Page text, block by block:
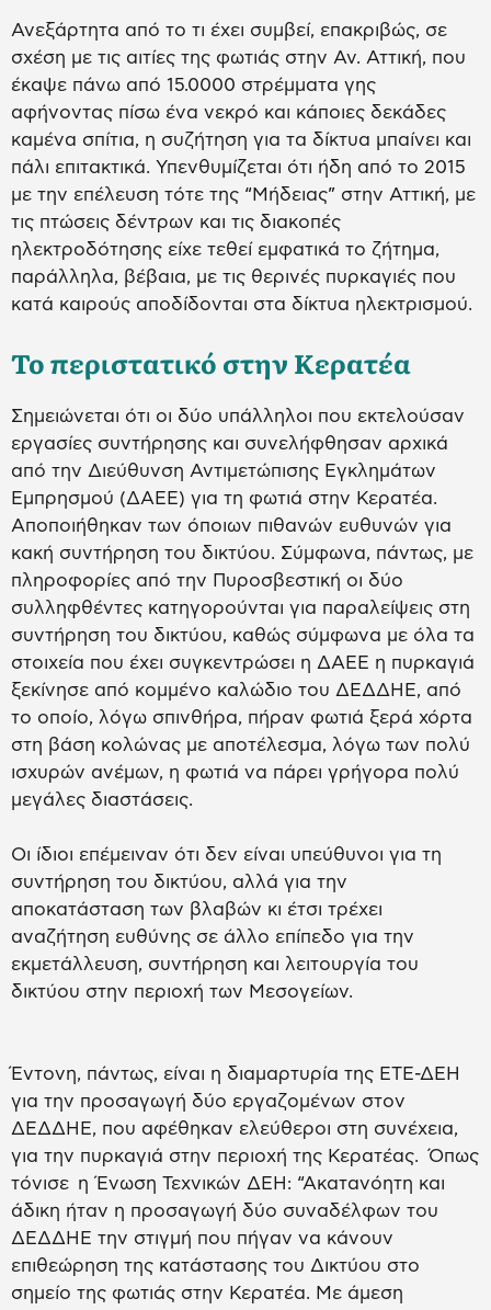
Ανεξάρτητα από το τι έχει συμβεί, επακριβώς, σε
σχέση με τις αιτίες της φωτιάς στην Αν. Αττική, που
έκαψε πάνω από 15.0000 στρέμματα γης
αφήνοντας πίσω ένα νεκρό και κάποιες δεκάδες
καμένα σπίτια, η συζήτηση για τα δίκτυα μπαίνει και
πάλι επιτακτικά. Υπενθυμίζεται ότι ήδη από το 2015
με την επέλευση τότε της “Μήδειας” στην Αττική, με
τις πτώσεις δέντρων και τις διακοπές
ηλεκτροδότησης είχε τεθεί εμφατικά το ζήτημα,
παράλληλα, βέβαια, με τις θερινές πυρκαγιές που
κατά καιρούς αποδίδονται στα δίκτυα ηλεκτρισμού.
Το περιστατικό στην Κερατέα
Σημειώνεται ότι οι δύο υπάλληλοι που εκτελούσαν
εργασίες συντήρησης και συνελήφθησαν αρχικά
από την Διεύθυνση Αντιμετώπισης Εγκλημάτων
Εμπρησμού (ΔΑΕΕ) για τη φωτιά στην Κερατέα.
Αποποιήθηκαν των όποιων πιθανών ευθυνών για
κακή συντήρηση του δικτύου. Σύμφωνα, πάντως, με
πληροφορίες από την Πυροσβεστική οι δύο
συλληφθέντες κατηγορούνται για παραλείψεις στη
συντήρηση του δικτύου, καθώς σύμφωνα με όλα τα
στοιχεία που έχει συγκεντρώσει η ΔΑΕΕ η πυρκαγιά
ξεκίνησε από κομμένο καλώδιο του ΔΕΔΔΗΕ, από
το οποίο, λόγω σπινθήρα, πήραν φωτιά ξερά χόρτα
στη βάση κολώνας με αποτέλεσμα, λόγω των πολύ
ισχυρών ανέμων, η φωτιά να πάρει γρήγορα πολύ
μεγάλες διαστάσεις.
Οι ίδιοι επέμειναν ότι δεν είναι υπεύθυνοι για τη
συντήρηση του δικτύου, αλλά για την
αποκατάσταση των βλαβών κι έτσι τρέχει
αναζήτηση ευθύνης σε άλλο επίπεδο για την
εκμετάλλευση, συντήρηση και λειτουργία του
δικτύου στην περιοχή των Μεσογείων.
Έντονη, πάντως, είναι η διαμαρτυρία της ΕΤΕ-ΔΕΗ
για την προσαγωγή δύο εργαζομένων στον
ΔΕΔΔΗΕ, που αφέθηκαν ελεύθεροι στη συνέχεια,
για την πυρκαγιά στην περιοχή της Κερατέας. Όπως
τόνισε η Ένωση Τεχνικών ΔΕΗ: “Ακατανόητη και
άδικη ήταν η προσαγωγή δύο συναδέλφων του
ΔΕΔΔΗΕ την στιγμή που πήγαν να κάνουν
επιθεώρηση της κατάστασης του Δικτύου στο
σημείο της φωτιάς στην Κερατέα. Με άμεση